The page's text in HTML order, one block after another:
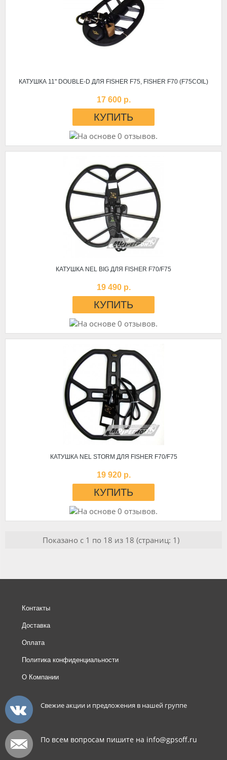
КАТУШКА 11" DOUBLE-D ДЛЯ FISHER F75, FISHER F70 (F75COIL)
17 600 р.
КАТУШКА NEL BIG ДЛЯ FISHER F70/F75
19 490 р.
КАТУШКА NEL STORM ДЛЯ FISHER F70/F75
19 920 р.
Показано с 1 по 18 из 18 (страниц: 1)
Контакты
Доставка
Оплата
Политика конфиденциальности
О Компании
Свежие акции и предложения в нашей группе
По всем вопросам пишите на info@gpsoff.ru